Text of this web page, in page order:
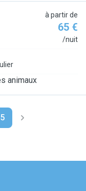
à partir de
65 €
/nuit
animaux
5